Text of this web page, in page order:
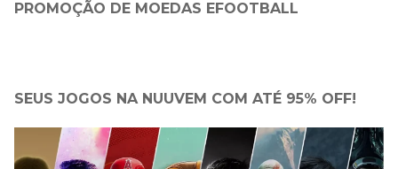
PROMOÇÃO DE MOEDAS EFOOTBALL
SEUS JOGOS NA NUUVEM COM ATÉ 95% OFF!